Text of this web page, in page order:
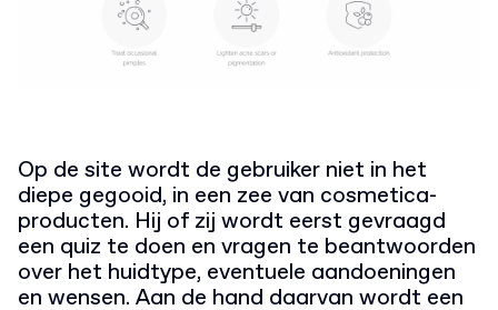
Op de site wordt de gebruiker niet in het
diepe gegooid, in een zee van cosmetica-
producten. Hij of zij wordt eerst gevraagd
een quiz te doen en vragen te beantwoorden
over het huidtype, eventuele aandoeningen
en wensen. Aan de hand daarvan wordt een